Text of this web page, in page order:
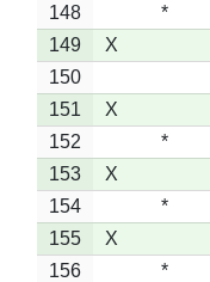
148
*
149
X
150
151
X
152
*
153
X
154
*
155
X
156
*